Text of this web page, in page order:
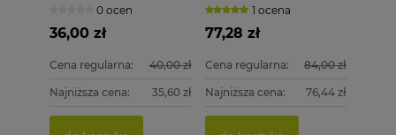
1000 szt.0 ocen
36,00 zł
Cena regularna: 40,00 zł
Najniższa cena: 35,60 zł
1 ocena
77,28 zł
Cena regularna: 84,00 zł
Najniższa cena: 76,44 zł